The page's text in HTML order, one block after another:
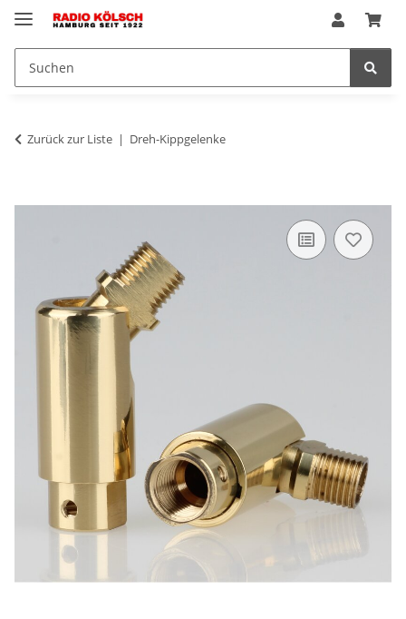
Zurück zur Liste Dreh-Kippgelenke